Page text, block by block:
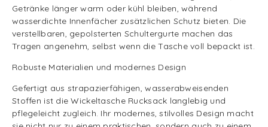
Getränke länger warm oder kühl bleiben, während
wasserdichte Innenfächer zusätzlichen Schutz bieten. Die
verstellbaren, gepolsterten Schultergurte machen das
Tragen angenehm, selbst wenn die Tasche voll bepackt ist.
Robuste Materialien und modernes Design
Gefertigt aus strapazierfähigen, wasserabweisenden
Stoffen ist die Wickeltasche Rucksack langlebig und
pflegeleicht zugleich. Ihr modernes, stilvolles Design macht